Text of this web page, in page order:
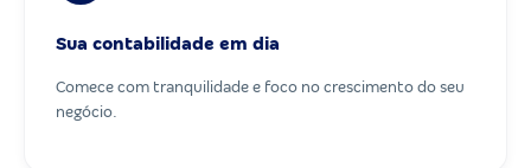
Sua contabilidade em dia
Comece com tranquilidade e foco no crescimento do seu
negócio.